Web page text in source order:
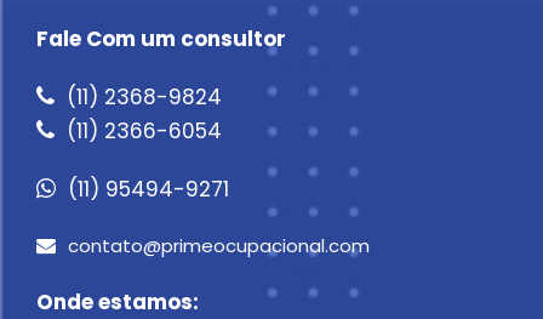
Fale Com um consultor
(11) 2368-9824
(11) 2366-6054
(11) 95494-9271
contato@primeocupacional.com
Onde estamos: